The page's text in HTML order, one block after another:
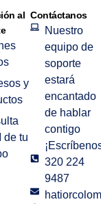
al
y
de tu
Contáctanos
Nuestro
equipo de
soporte
estará
encantado
de hablar
contigo
320 224
9487